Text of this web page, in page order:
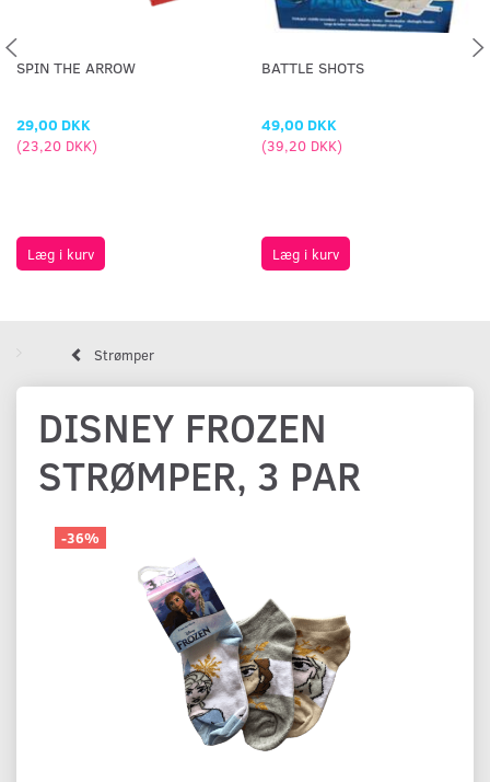
SPIN THE ARROW
29,00 DKK
(23,20 DKK)
Læg i kurv
BATTLE SHOTS
49,00 DKK
(39,20 DKK)
Læg i kurv
Strømper
DISNEY FROZEN
STRØMPER, 3 PAR
-36%